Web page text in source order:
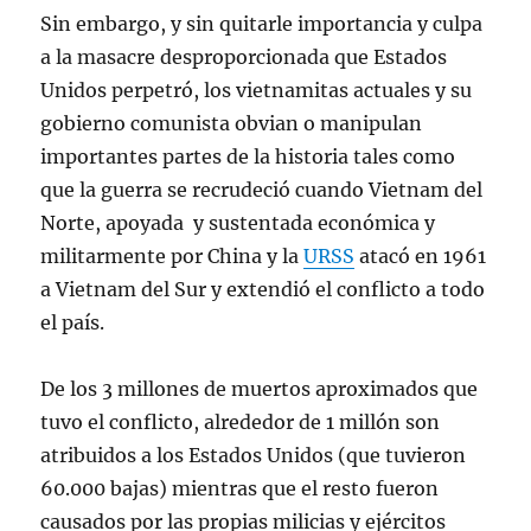
Sin embargo, y sin quitarle importancia y culpa
a la masacre desproporcionada que Estados
Unidos perpetró, los vietnamitas actuales y su
gobierno comunista obvian o manipulan
importantes partes de la historia tales como
que la guerra se recrudeció cuando Vietnam del
Norte, apoyada y sustentada económica y
militarmente por China y laURSS atacó en 1961
a Vietnam del Sur y extendió el conflicto a todo
el país.
De los 3 millones de muertos aproximados que
tuvo el conflicto, alrededor de 1 millón son
atribuidos a los Estados Unidos (que tuvieron
60.000 bajas) mientras que el resto fueron
causados por las propias milicias y ejércitos